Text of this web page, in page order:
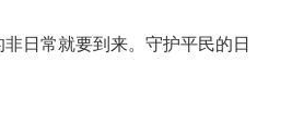
常就要到来。守护平民的日